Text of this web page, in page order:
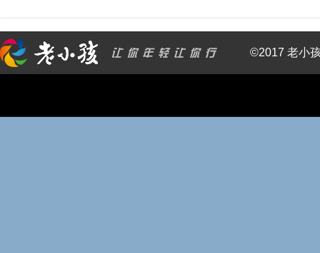
©2017 老小